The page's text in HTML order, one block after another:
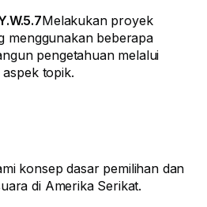
Melakukan proyek
menggunakan beberapa
pengetahuan melalui
topik.
konsep dasar pemilihan dan
di Amerika Serikat.